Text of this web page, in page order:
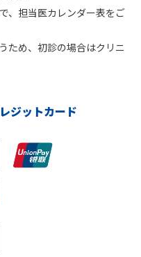
、担当医カレンダー表をご
ため、初診の場合はクリニ
ジットカード